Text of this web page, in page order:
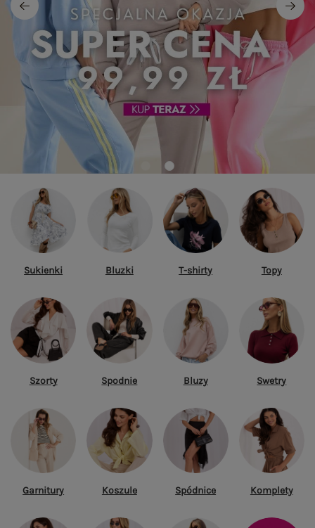
Sukienki Bluzki T-shirty Topy
Szorty Spodnie Bluzy Swetry
Garnitury Koszule Spódnice Komplety